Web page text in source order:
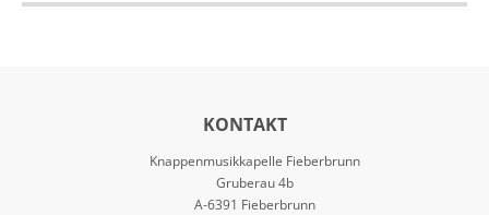
KONTAKT
Knappenmusikkapelle Fieberbrunn
Gruberau 4b
A-6391 Fieberbrunn